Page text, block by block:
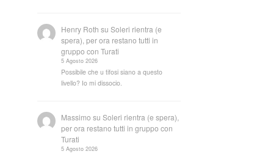
Henry Roth suSoleri rientra (e
spera), per ora restano tutti in
gruppo con Turati
5 Agosto 2026
Possibile che u tifosi siano a questo
livello? Io mi dissocio.
Massimo suSoleri rientra (e spera),
per ora restano tutti in gruppo con
Turati
5 Agosto 2026